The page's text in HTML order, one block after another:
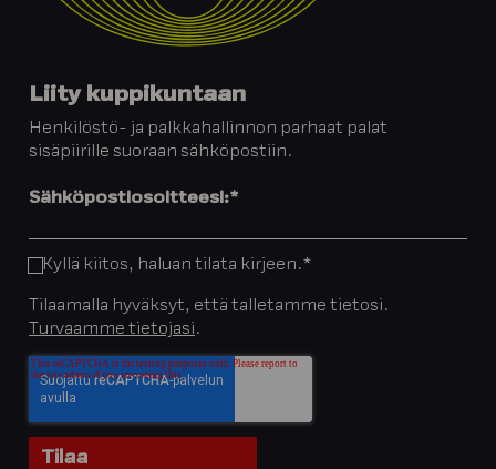
Liity kuppikuntaan
Henkilöstö- ja palkkahallinnon parhaat palat
sisäpiirille suoraan sähköpostiin.
Sähköpostiosoitteesi:*
Kyllä kiitos, haluan tilata kirjeen.*
Tilaamalla hyväksyt, että talletamme tietosi.
Turvaamme tietojasi .